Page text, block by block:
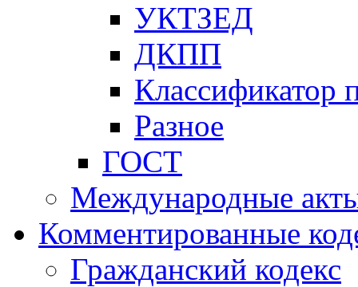
УКТЗЕД
ДКПП
Классификатор
Разное
ГОСТ
Международные
Комментированные
Гражданский кодекс